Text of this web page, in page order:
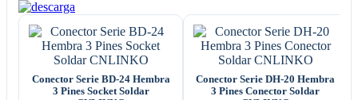
Conector Serie BD-24 Hembra
3 Pines Socket Soldar
Conector Serie DH-20 Hembra
3 Pines Conector Soldar